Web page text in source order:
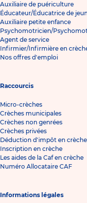
Auxiliaire de puériculture
Éducateur/Éducatrice de
Auxiliaire petite enfance
Psychomotricien/
Agent de service
Infirmier/Infirmière en
Nos offres d'emploi
Raccourcis
Micro-crèches
Crèches municipales
Crèches non genrées
Crèches privées
Déduction d'impôt en crèche
Inscription en crèche
Les aides de la Caf en crèche
Numéro Allocataire CAF
Informations légales